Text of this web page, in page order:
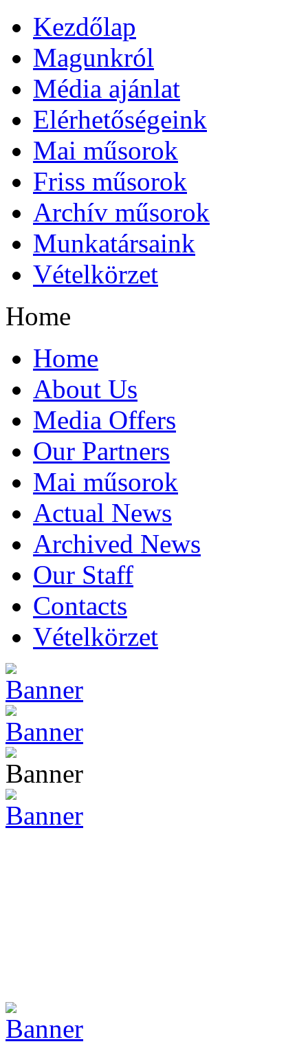
Kezdőlap
Magunkról
Média ajánlat
Elérhetőségeink
Mai műsorok
Friss műsorok
Archív műsorok
Munkatársaink
Vételkörzet
Home
Home
About Us
Media Offers
Our Partners
Mai műsorok
Actual News
Archived News
Our Staff
Contacts
Vételkörzet